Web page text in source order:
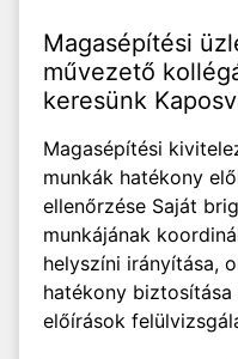
Magasépítési
művezető
keresünk
Magasépítési
munkák hatékony
ellenőrzése Saját
munkájának
helyszíni irányítása,
hatékony biztosítása
előírások